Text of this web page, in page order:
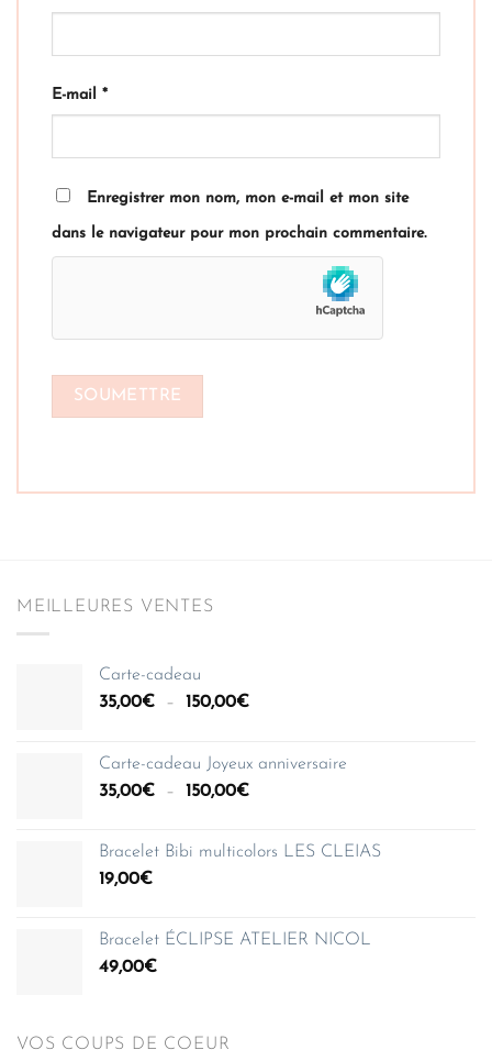
E-mail *
Enregistrer mon nom, mon e-mail et mon site
dans le navigateur pour mon prochain commentaire.
MEILLEURES VENTES
Carte-cadeau
35,00€ – 150,00€Plage
35,00€
à
Carte-cadeau Joyeux anniversaire
35,00€ – 150,00€Plage
35,00€
Bracelet Bibi multicolors LES CLEIAS
19,00€
Bracelet ÉCLIPSE ATELIER NICOL
49,00€
VOS COUPS DE COEUR